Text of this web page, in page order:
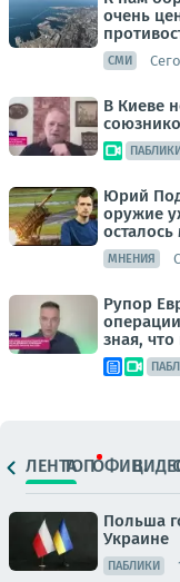
очень
СМИ
В Киеве
Юрий
оружие
МНЕНИЯ
Рупор
зная,
ЛЕНТАТОПОФИЦ.
Польша
Украине
ПАБЛИКИ